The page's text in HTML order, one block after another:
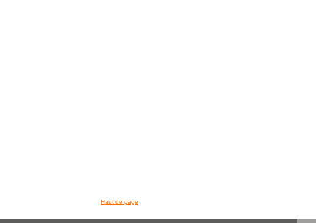
Haut de page